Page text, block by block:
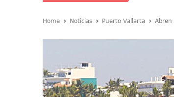
Juan Carlos
Gobierno
Eclipse
Habitante
Home Noticias Puerto Vallarta Abren